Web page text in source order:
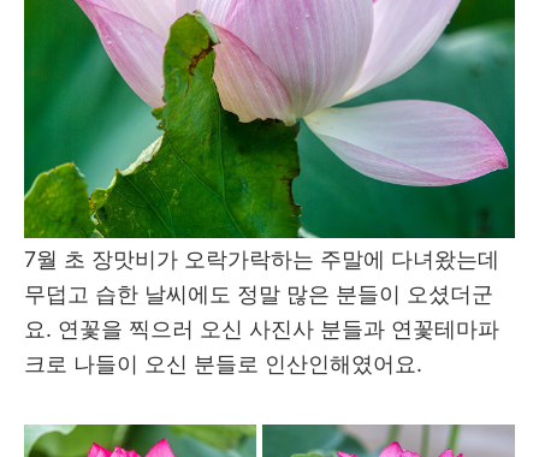
7월 초 장맛비가 오락가락하는 주말에 다녀왔는데
무덥고 습한 날씨에도 정말 많은 분들이 오셨더군
요. 연꽃을 찍으러 오신 사진사 분들과 연꽃테마파
크로 나들이 오신 분들로 인산인해였어요.